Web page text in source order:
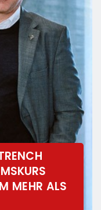
MEHR ALS